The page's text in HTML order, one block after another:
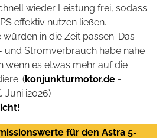
wieder Leistung frei, sodass
effektiv nutzen ließen.
in die Zeit passen. Das
und Stromverbrauch habe nahe
wenn es etwas mehr auf die
(konjunkturmotor.de -
Juni i2026)
für den Astra 5-